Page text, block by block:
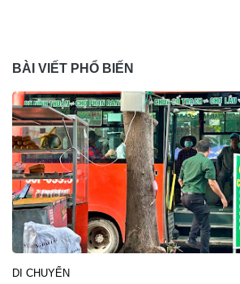
BÀI VIẾT PHỔ BIẾN
DI CHUYỂN